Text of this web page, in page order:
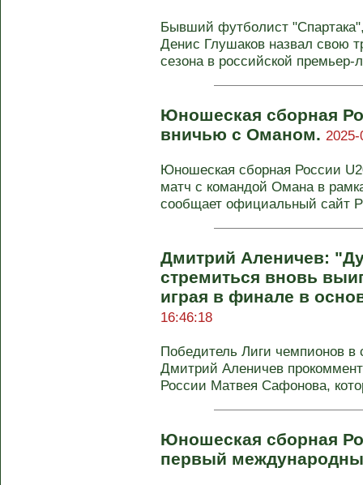
Бывший футболист
Денис Глушаков назвал свою
сезона в российской премьер-
Юношеская сборная
вничью с Оманом.
Юношеская сборная России
матч с командой Омана в
сообщает официальный сайт
Дмитрий Аленичев:
стремиться вновь
играя в финале в
16:46:18
Победитель Лиги чемпионов в
Дмитрий Аленичев
России Матвея Сафонова,
Юношеская сборная
первый